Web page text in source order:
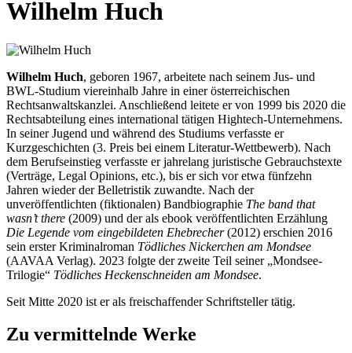
Wilhelm Huch
Wilhelm Huch, geboren 1967, arbeitete nach seinem Jus- und
BWL-Studium viereinhalb Jahre in einer österreichischen
Rechtsanwaltskanzlei. Anschließend leitete er von 1999 bis 2020 die
Rechtsabteilung eines international tätigen Hightech-Unternehmens.
In seiner Jugend und während des Studiums verfasste er
Kurzgeschichten (3. Preis bei einem Literatur-Wettbewerb). Nach
dem Berufseinstieg verfasste er jahrelang juristische Gebrauchstexte
(Verträge, Legal Opinions, etc.), bis er sich vor etwa fünfzehn
Jahren wieder der Belletristik zuwandte. Nach der
unveröffentlichten (fiktionalen) Bandbiographie The band that
wasn’t there (2009) und der als ebook veröffentlichten Erzählung
Die Legende vom eingebildeten Ehebrecher(2012) erschien 2016
sein erster Kriminalroman Tödliches Nickerchen am Mondsee
(AAVAA Verlag). 2023 folgte der zweite Teil seiner „Mondsee-
Trilogie“ Tödliches Heckenschneiden am Mondsee.
Seit Mitte 2020 ist er als freischaffender Schriftsteller tätig.
Zu vermittelnde Werke